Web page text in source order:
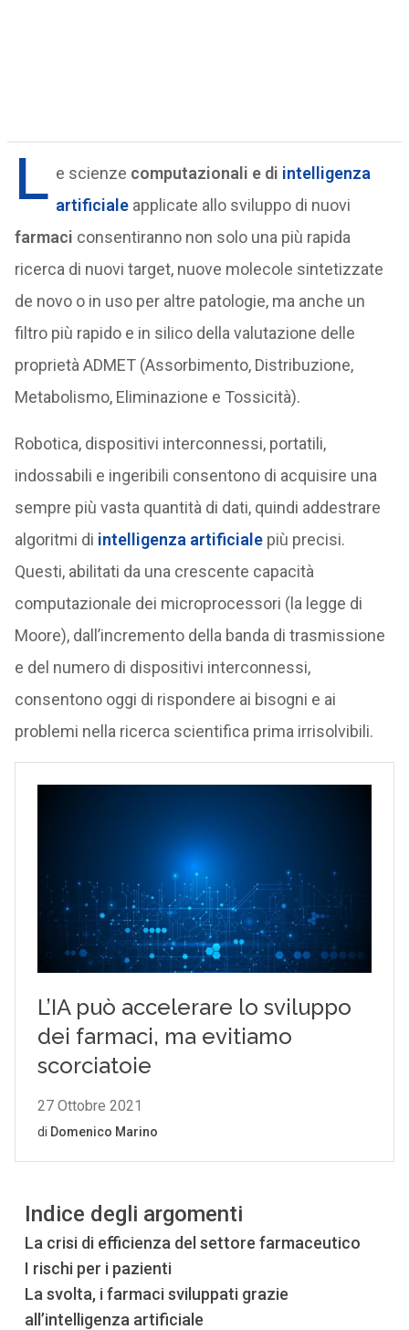
L e scienze computazionali e di intelligenza
artificialeapplicate allo sviluppo di nuovi
farmaci consentiranno non solo una più rapida
ricerca di nuovi target, nuove molecole sintetizzate
de novo o in uso per altre patologie, ma anche un
filtro più rapido e in silico della valutazione delle
proprietà ADMET (Assorbimento, Distribuzione,
Metabolismo, Eliminazione e Tossicità).
Robotica, dispositivi interconnessi, portatili,
indossabili e ingeribili consentono di acquisire una
sempre più vasta quantità di dati, quindi addestrare
algoritmi di intelligenza artificiale più precisi.
Questi, abilitati da una crescente capacità
computazionale dei microprocessori (la legge di
Moore), dall’incremento della banda di trasmissione
e del numero di dispositivi interconnessi,
consentono oggi di rispondere ai bisogni e ai
problemi nella ricerca scientifica prima irrisolvibili.
Indice degli argomenti
La crisi di efficienza del settore farmaceutico
I rischi per i pazienti
La svolta, i farmaci sviluppati grazie
all’intelligenza artificiale